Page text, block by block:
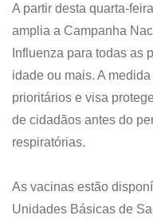
A partir desta quarta-
amplia a Campanha
Influenza para todas as
idade ou mais. A
prioritários e visa
de cidadãos antes do
respiratórias.
As vacinas estão
Unidades Básicas de